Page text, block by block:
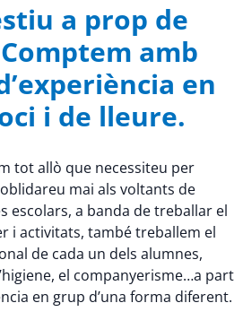
a prop de
amb
en
i de lleure.
tot allò que necessiteu per
mai als voltants de
escolars, a banda de treballar el
i activitats, també treballem el
de cada un dels alumnes,
el companyerisme…a part
en grup d’una forma diferent.